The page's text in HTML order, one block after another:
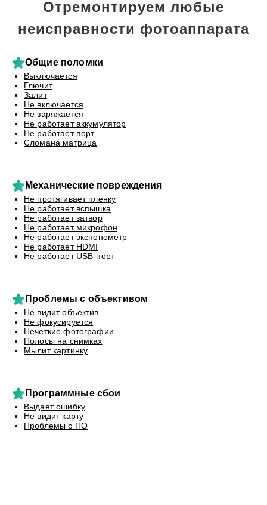
Отремонтируем любые
неисправности фотоаппарата
Общие поломки
Выключается
Глючит
Залит
Не включается
Не заряжается
Не работает аккумулятор
Не работает порт
Сломана матрица
Механические повреждения
Не протягивает пленку
Не работает вспышка
Не работает затвор
Не работает микрофон
Не работает экспонометр
Не работает HDMI
Не работает USB-порт
Проблемы с объективом
Не видит объектив
Не фокусируется
Нечеткие фотографии
Полосы на снимках
Мылит картинку
Программные сбои
Выдает ошибку
Не видит карту
Проблемы с ПО